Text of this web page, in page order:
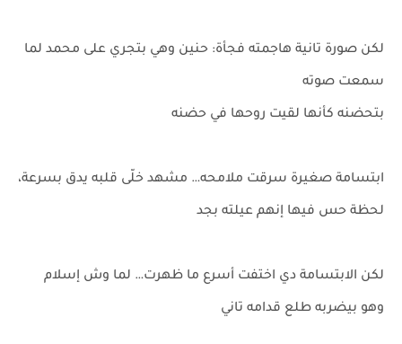
لكن صورة تانية هاجمته فجأة: حنين وهي بتجري على محمد لما
سمعت صوته
بتحضنه كأنها لقيت روحها في حضنه
ابتسامة صغيرة سرقت ملامحه… مشهد خلّى قلبه يدق بسرعة،
لحظة حس فيها إنهم عيلته بجد
لكن الابتسامة دي اختفت أسرع ما ظهرت… لما وش إسلام
وهو بيضربه طلع قدامه تاني